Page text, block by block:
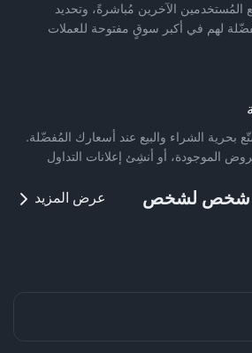
المُستخدمين الآخرين مُباشرةً، وتحديد
لهم في أكبر سوقٍ مفتوحة للعملات
بحرية الشراء والبيع عند أسعارك المُفضّلة.
الموجودة، أو أنشِئ إعلانات التداول
شخص لشخص عرض المزيد